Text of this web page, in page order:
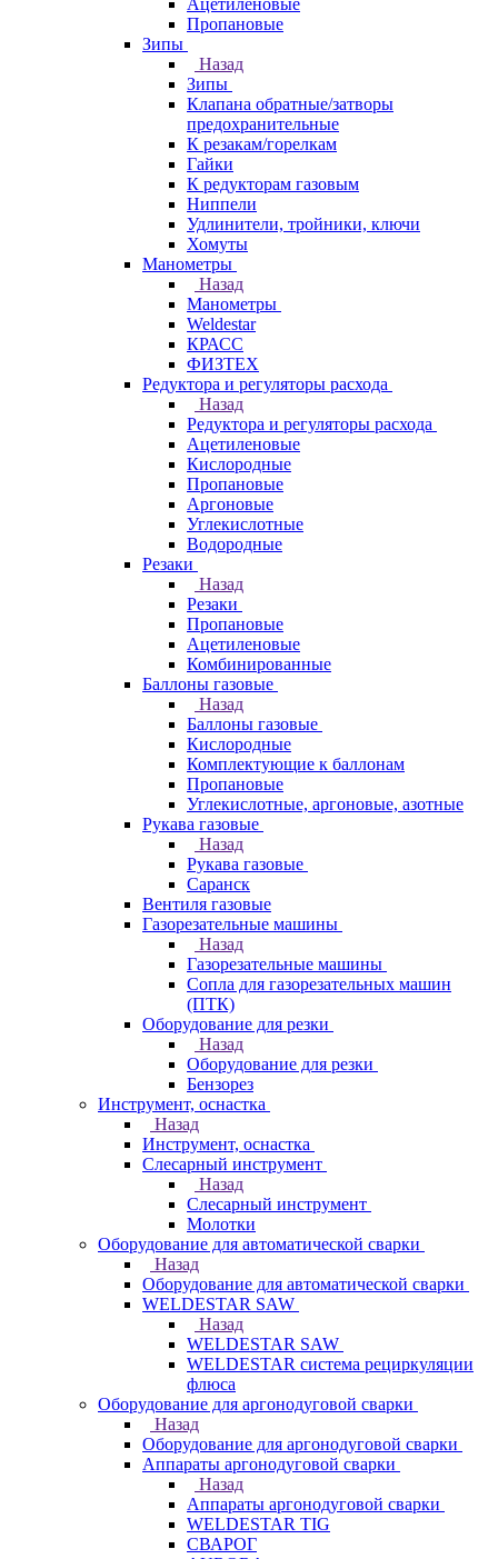
Ацетиленовые
Пропановые
Зипы
Назад
Зипы
Клапана обратные/затворы
предохранительные
К резакам/горелкам
Гайки
К редукторам газовым
Ниппели
Удлинители, тройники, ключи
Хомуты
Манометры
Назад
Манометры
Weldestar
КРАСС
ФИЗТЕХ
Редуктора и регуляторы расхода
Назад
Редуктора и регуляторы расхода
Ацетиленовые
Кислородные
Пропановые
Аргоновые
Углекислотные
Водородные
Резаки
Назад
Резаки
Пропановые
Ацетиленовые
Комбинированные
Баллоны газовые
Назад
Баллоны газовые
Кислородные
Комплектующие к баллонам
Пропановые
Углекислотные, аргоновые, азотные
Рукава газовые
Назад
Рукава газовые
Саранск
Вентиля газовые
Газорезательные машины
Назад
Газорезательные машины
Сопла для газорезательных машин
(ПТК)
Оборудование для резки
Назад
Оборудование для резки
Бензорез
Инструмент, оснастка
Назад
Инструмент, оснастка
Слесарный инструмент
Назад
Слесарный инструмент
Молотки
Оборудование для автоматической сварки
Назад
Оборудование для автоматической сварки
WELDESTAR SAW
Назад
WELDESTAR SAW
WELDESTAR система рециркуляции
флюса
Оборудование для аргонодуговой сварки
Назад
Оборудование для аргонодуговой сварки
Аппараты аргонодуговой сварки
Назад
Аппараты аргонодуговой сварки
WELDESTAR TIG
СВАРОГ